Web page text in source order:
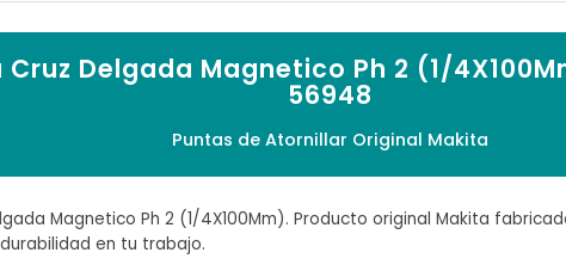
Cruz Delgada Magnetico Ph 2 (1/
56948
Puntas de Atornillar Original Makita
Magnetico Ph 2 (1/4X100Mm). Producto original Makita
en tu trabajo.